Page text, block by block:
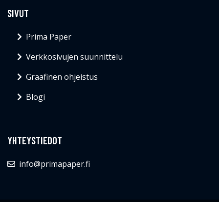
SIVUT
Prima Paper
Verkkosivujen suunnittelu
Graafinen ohjeistus
Blogi
YHTEYSTIEDOT
info@primapaper.fi